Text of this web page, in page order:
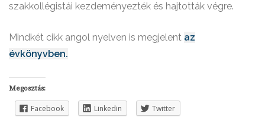
szakkollégistái kezdeményezték és hajtották végre.
Mindkét cikk angol nyelven is megjelent az
évkönyvben.
Megosztás:
Facebook Linkedin Twitter